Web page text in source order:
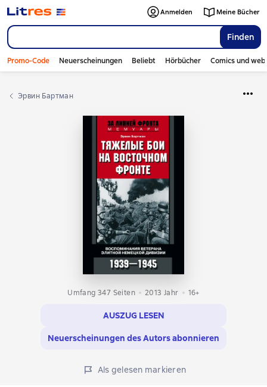
Finden
Anmelden Meine Bücher
Promo-Code Neuerscheinungen Beliebt Hörbücher Comics und
Эрвин Бартман
Umfang 347 Seiten 2013 Jahr 16+
AUSZUG LESEN
Neuerscheinungen des Autors abonnieren
Als gelesen markieren